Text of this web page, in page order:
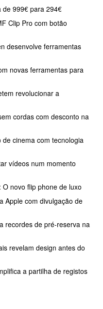
de 999€ para 294€
Clip Pro com botão
desenvolve ferramentas
novas ferramentas para
revolucionar a
cordas com desconto na
cinema com tecnologia
vídeos num momento
novo flip phone de luxo
Apple com divulgação de
recordes de pré-reserva na
revelam design antes do
a partilha de registos